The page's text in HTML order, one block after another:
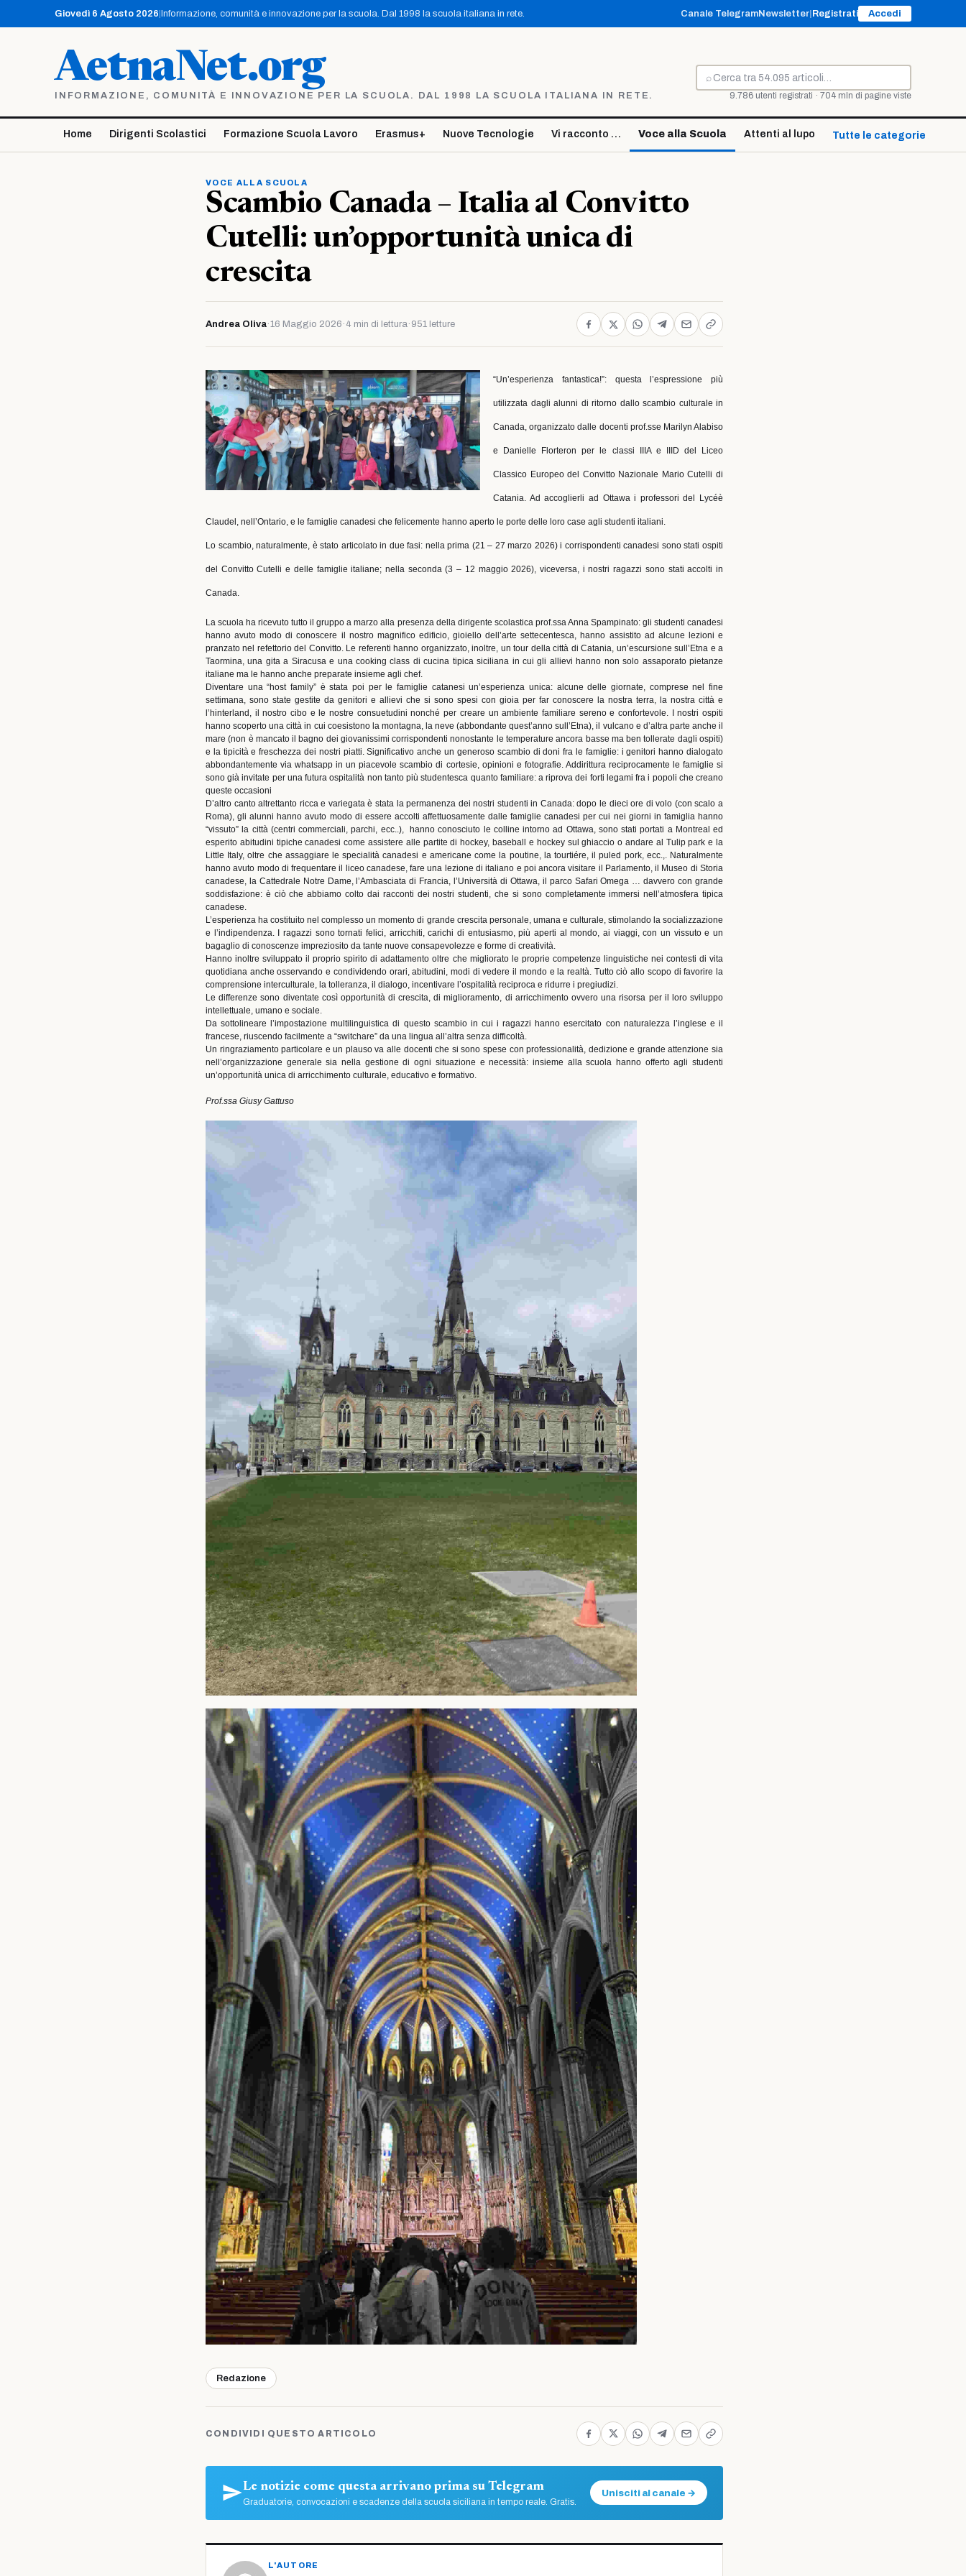
contenuto
Giovedì 6 Agosto 2026 Informazione, comunità e innovazione per la scuola. Dal 1998 la scuola italiana in rete. Canale TelegramNewsletter Registrati Accedi
AetnaNet.org
INFORMAZIONE, COMUNITÀ E INNOVAZIONE PER LA SCUOLA. DAL 1998 LA SCUOLA ITALIANA IN RETE.
⌕
Cerca
9.786 utenti registrati · 704 mln di pagine viste
Home Dirigenti Scolastici Formazione Scuola Lavoro Erasmus+ Nuove Tecnologie Vi racconto … Voce alla Scuola Attenti al lupo Tutte le categorie ↓
VOCE ALLA SCUOLA
Scambio Canada – Italia al Convitto
Cutelli: un’opportunità unica di
crescita
Andrea Oliva·16 Maggio 2026 · 4 min di lettura· 951 letture
“Un’esperienza fantastica!”: questa l’espressione più
utilizzata dagli alunni di ritorno dallo scambio culturale in
Canada, organizzato dalle docenti prof.sse Marilyn Alabiso
e Danielle Florteron per le classi IIIA e IIID del Liceo
Classico Europeo del Convitto Nazionale Mario Cutelli di
Catania. Ad accoglierli ad Ottawa i professori del Lycéè
Claudel, nell’Ontario, e le famiglie canadesi che felicemente hanno aperto le porte delle loro case agli studenti italiani.
Lo scambio, naturalmente, è stato articolato in due fasi: nella prima (21 – 27 marzo 2026) i corrispondenti canadesi sono stati ospiti
del Convitto Cutelli e delle famiglie italiane; nella seconda (3 – 12 maggio 2026), viceversa, i nostri ragazzi sono stati accolti in
Canada.
La scuola ha ricevuto tutto il gruppo a marzo alla presenza della dirigente scolastica prof.ssa Anna Spampinato: gli studenti canadesi
hanno avuto modo di conoscere il nostro magnifico edificio, gioiello dell’arte settecentesca, hanno assistito ad alcune lezioni e
pranzato nel refettorio del Convitto. Le referenti hanno organizzato, inoltre, un tour della città di Catania, un’escursione sull’Etna e a
Taormina, una gita a Siracusa e una cooking class di cucina tipica siciliana in cui gli allievi hanno non solo assaporato pietanze
italiane ma le hanno anche preparate insieme agli chef.
Diventare una “host family” è stata poi per le famiglie catanesi un’esperienza unica: alcune delle giornate, comprese nel fine
settimana, sono state gestite da genitori e allievi che si sono spesi con gioia per far conoscere la nostra terra, la nostra città e
l’hinterland, il nostro cibo e le nostre consuetudini nonché per creare un ambiente familiare sereno e confortevole. I nostri ospiti
hanno scoperto una città in cui coesistono la montagna, la neve (abbondante quest’anno sull’Etna), il vulcano e d’altra parte anche il
mare (non è mancato il bagno dei giovanissimi corrispondenti nonostante le temperature ancora basse ma ben tollerate dagli ospiti)
e la tipicità e freschezza dei nostri piatti. Significativo anche un generoso scambio di doni fra le famiglie: i genitori hanno dialogato
abbondantemente via whatsapp in un piacevole scambio di cortesie, opinioni e fotografie. Addirittura reciprocamente le famiglie si
sono già invitate per una futura ospitalità non tanto più studentesca quanto familiare: a riprova dei forti legami fra i popoli che creano
queste occasioni
D’altro canto altrettanto ricca e variegata è stata la permanenza dei nostri studenti in Canada: dopo le dieci ore di volo (con scalo a
Roma), gli alunni hanno avuto modo di essere accolti affettuosamente dalle famiglie canadesi per cui nei giorni in famiglia hanno
“vissuto” la città (centri commerciali, parchi, ecc..),
hanno conosciuto le colline intorno ad Ottawa, sono stati portati a Montreal ed
esperito abitudini tipiche canadesi come assistere alle partite di hockey, baseball e hockey sul ghiaccio o andare al Tulip park e la
Little Italy, oltre che assaggiare le specialità canadesi e americane come la poutine, la tourtiére, il puled pork, ecc.,. Naturalmente
hanno avuto modo di frequentare il liceo canadese, fare una lezione di italiano e poi ancora visitare il Parlamento, il Museo di Storia
canadese, la Cattedrale Notre Dame, l’Ambasciata di Francia, l’Università di Ottawa, il parco Safari Omega … davvero con grande
soddisfazione: è ciò che abbiamo colto dai racconti dei nostri studenti, che si sono completamente immersi nell’atmosfera tipica
canadese.
L’esperienza ha costituito nel complesso un momento di grande crescita personale, umana e culturale, stimolando la socializzazione
e l’indipendenza. I ragazzi sono tornati felici, arricchiti, carichi di entusiasmo, più aperti al mondo, ai viaggi, con un vissuto e un
bagaglio di conoscenze impreziosito da tante nuove consapevolezze e forme di creatività.
Hanno inoltre sviluppato il proprio spirito di adattamento oltre che migliorato le proprie competenze linguistiche nei contesti di vita
quotidiana anche osservando e condividendo orari, abitudini, modi di vedere il mondo e la realtà. Tutto ciò allo scopo di favorire la
comprensione interculturale, la tolleranza, il dialogo, incentivare l’ospitalità reciproca e ridurre i pregiudizi.
Le differenze sono diventate così opportunità di crescita, di miglioramento, di arricchimento ovvero una risorsa per il loro sviluppo
intellettuale, umano e sociale.
Da sottolineare l’impostazione multilinguistica di questo scambio in cui i ragazzi hanno esercitato con naturalezza l’inglese e il
francese, riuscendo facilmente a “switchare” da una lingua all’altra senza difficoltà.
Un ringraziamento particolare e un plauso va alle docenti che si sono spese con professionalità, dedizione e grande attenzione sia
nell’organizzazione generale sia nella gestione di ogni situazione e necessità: insieme alla scuola hanno offerto agli studenti
un’opportunità unica di arricchimento culturale, educativo e formativo.
Prof.ssa Giusy Gattuso
Redazione
CONDIVIDI QUESTO ARTICOLO
Le notizie come questa arrivano prima su Telegram
Graduatorie, convocazioni e scadenze della scuola siciliana in tempo reale. Gratis.
Unisciti al canale →
L'AUTORE